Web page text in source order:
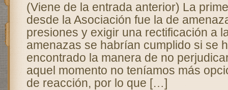
(Viene de la entrada anterior) La
desde la Asociación fue la de
presiones y exigir una rectificación a
amenazas se habrían cumplido si se
encontrado la manera de no
aquel momento no teníamos más
de reacción, por lo que […]